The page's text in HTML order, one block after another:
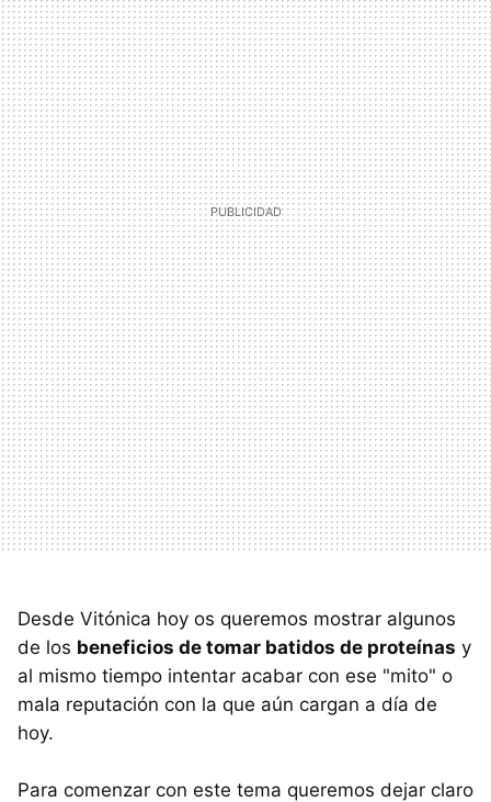
Desde Vitónica hoy os queremos mostrar algunos
de los beneficios de tomar batidos de proteínas y
al mismo tiempo intentar acabar con ese "mito" o
mala reputación con la que aún cargan a día de
hoy.
Para comenzar con este tema queremos dejar claro